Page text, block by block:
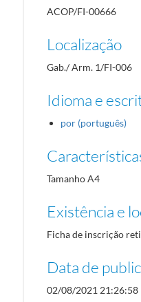
ACOP/FI-00666
Localização
Gab./ Arm. 1/FI-006
Idioma e
por (português)
Tamanho A4
Existência e
Ficha de inscrição
Data de
02/08/2021 21:26:58